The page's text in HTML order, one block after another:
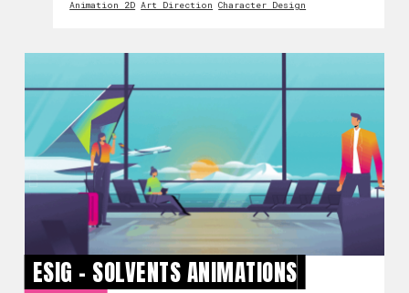
opgewekte groene energie op die je niet
Animation 2D Art Direction Character Design
ESIG – SOLVENTS ANIMATIONS